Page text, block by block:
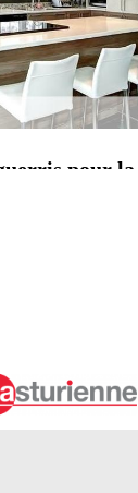
pour
de
ou un meuble ?
En